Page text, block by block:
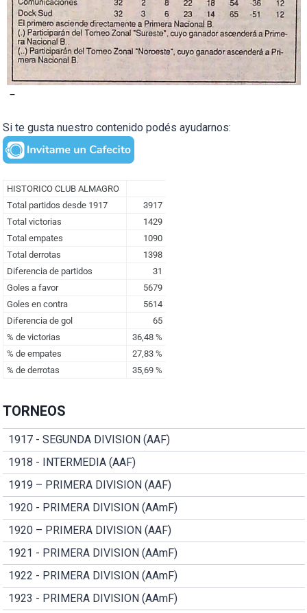
–
Si te gusta nuestro contenido podés ayudarnos:
TORNEOS
1917 - SEGUNDA DIVISION (AAF)
1918 - INTERMEDIA (AAF)
1919 – PRIMERA DIVISION (AAF)
1920 - PRIMERA DIVISION (AAmF)
1920 – PRIMERA DIVISION (AAF)
1921 - PRIMERA DIVISION (AAmF)
1922 - PRIMERA DIVISION (AAmF)
1923 - PRIMERA DIVISION (AAmF)